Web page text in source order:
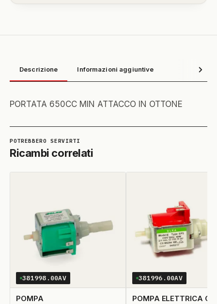
Descrizione Informazioni aggiuntive
PORTATA 650CC MIN ATTACCO IN OTTONE
Ricambi correlati
381998.00AV
POMPA
381996.00AV
POMPA ELETTRICA